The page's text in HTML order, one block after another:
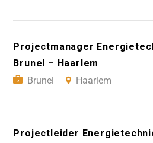
Projectmanager
Brunel – Haarlem
Brunel
Haarlem
Projectleider